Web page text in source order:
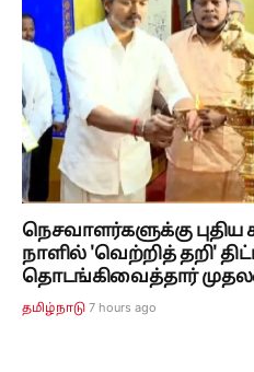
நெசவாளர்களுக்கு புதிய
நாளில் 'வெற்றித் தறி'
தொடங்கிவைத்தார்
தமிழ்நாடு 7 hours ago